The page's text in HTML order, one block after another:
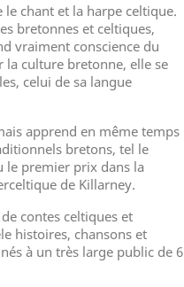
le chant et la harpe celtique.
bretonnes et celtiques,
vraiment conscience du
la culture bretonne, elle se
celui de sa langue
apprend en même temps
bretons, tel le
le premier prix dans la
de Killarney.
contes celtiques et
histoires, chansons et
à un très large public de 6